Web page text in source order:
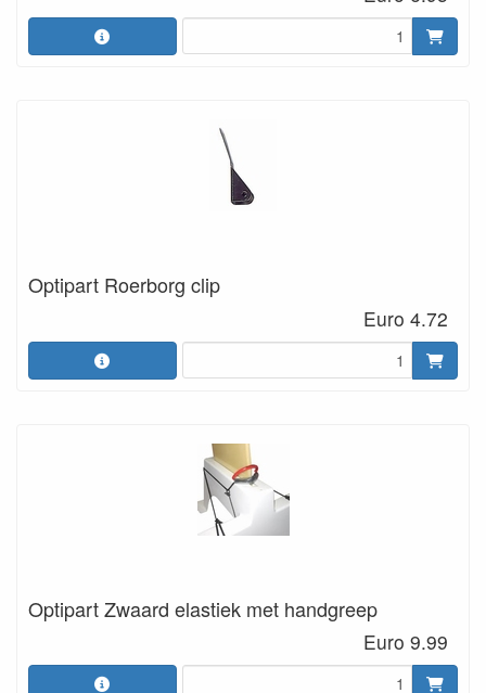
Optipart Roerborg clip
Euro 4.72
Optipart Zwaard elastiek met handgreep
Euro 9.99